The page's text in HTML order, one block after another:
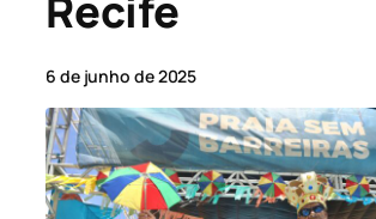
6 de junho de 2025